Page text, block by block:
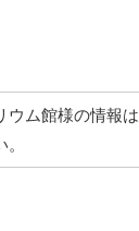
ウム館様の情報は